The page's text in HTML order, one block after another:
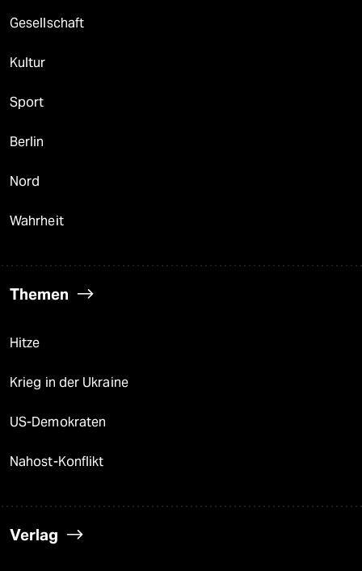
Gesellschaft
Kultur
Sport
Berlin
Nord
Wahrheit
Themen
Hitze
Krieg in der Ukraine
US-Demokraten
Nahost-Konflikt
Verlag